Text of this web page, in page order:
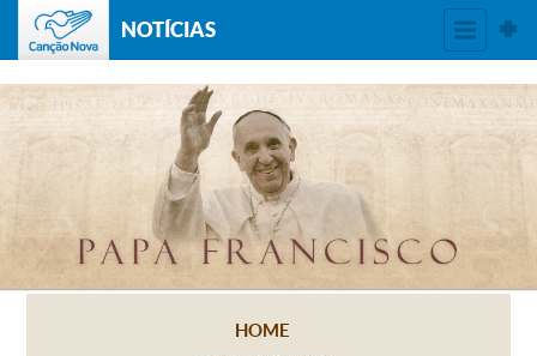
NOTÍCIAS
HOME